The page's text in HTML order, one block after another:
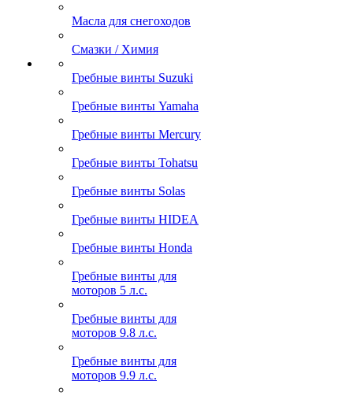
Масла для снегоходов
Смазки / Химия
Гребные винты Suzuki
Гребные винты Yamaha
Гребные винты Mercury
Гребные винты Tohatsu
Гребные винты Solas
Гребные винты HIDEA
Гребные винты Honda
Гребные винты для
моторов 5 л.с.
Гребные винты для
моторов 9.8 л.с.
Гребные винты для
моторов 9.9 л.с.